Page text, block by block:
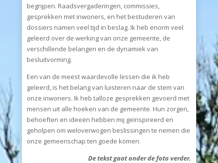
begrijpen. Raadsvergaderingen, commissies,
gesprekken met inwoners, en het bestuderen van
dossiers namen veel tijd in beslag. Ik heb enorm veel
geleerd over de werking van onze gemeente, de
verschillende belangen en de dynamiek van
besluitvorming.
Een van de meest waardevolle lessen die ik heb
geleerd, is het belang van luisteren naar de stem van
onze inwoners. Ik heb talloze gesprekken gevoerd met
mensen uit alle hoeken van de gemeente. Hun zorgen,
behoeften en ideeën hebben mij geïnspireerd en
geholpen om weloverwogen beslissingen te nemen die
onze gemeenschap ten goede komen.
De tekst gaat onder de foto verder.